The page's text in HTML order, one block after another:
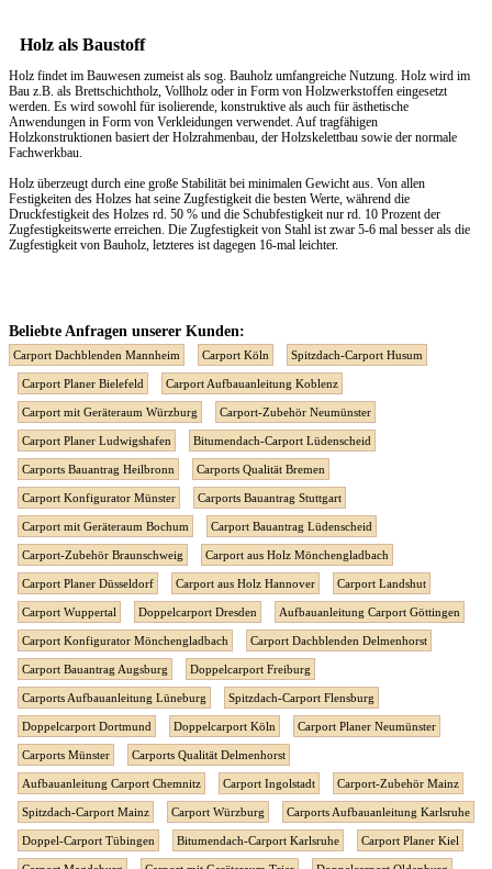
Holz als Baustoff
Holz findet im Bauwesen zumeist als sog. Bauholz umfangreiche Nutzung. Holz wird im
Bau z.B. als Brettschichtholz, Vollholz oder in Form von Holzwerkstoffen eingesetzt
werden. Es wird sowohl für isolierende, konstruktive als auch für ästhetische
Anwendungen in Form von Verkleidungen verwendet. Auf tragfähigen
Holzkonstruktionen basiert der Holzrahmenbau, der Holzskelettbau sowie der normale
Fachwerkbau.
Holz überzeugt durch eine große Stabilität bei minimalen Gewicht aus. Von allen
Festigkeiten des Holzes hat seine Zugfestigkeit die besten Werte, während die
Druckfestigkeit des Holzes rd. 50 % und die Schubfestigkeit nur rd. 10 Prozent der
Zugfestigkeitswerte erreichen. Die Zugfestigkeit von Stahl ist zwar 5-6 mal besser als die
Zugfestigkeit von Bauholz, letzteres ist dagegen 16-mal leichter.
Beliebte Anfragen unserer Kunden:
Carport Dachblenden Mannheim Carport Köln Spitzdach-Carport Husum
Carport Planer Bielefeld Carport Aufbauanleitung Koblenz
Carport mit Geräteraum Würzburg Carport-Zubehör Neumünster
Carport Planer Ludwigshafen Bitumendach-Carport Lüdenscheid
Carports Bauantrag Heilbronn Carports Qualität Bremen
Carport Konfigurator Münster Carports Bauantrag Stuttgart
Carport mit Geräteraum Bochum Carport Bauantrag Lüdenscheid
Carport-Zubehör Braunschweig Carport aus Holz Mönchengladbach
Carport Planer Düsseldorf Carport aus Holz Hannover Carport Landshut
Carport Wuppertal Doppelcarport Dresden Aufbauanleitung Carport Göttingen
Carport Konfigurator Mönchengladbach Carport Dachblenden Delmenhorst
Carport Bauantrag Augsburg Doppelcarport Freiburg
Carports Aufbauanleitung Lüneburg Spitzdach-Carport Flensburg
Doppelcarport Dortmund Doppelcarport Köln Carport Planer Neumünster
Carports Münster Carports Qualität Delmenhorst
Aufbauanleitung Carport Chemnitz Carport Ingolstadt Carport-Zubehör Mainz
Spitzdach-Carport Mainz Carport Würzburg Carports Aufbauanleitung Karlsruhe
Doppel-Carport Tübingen Bitumendach-Carport Karlsruhe Carport Planer Kiel